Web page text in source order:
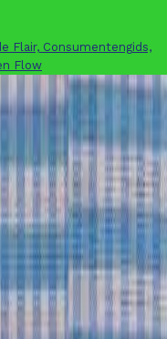
Flair, Consumentengids,
Flow